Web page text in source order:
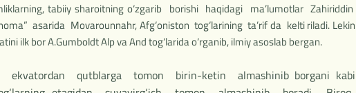
tabiiy sharoitning o‘zgarib borishi haqidagi ma’lumotlar Zahiriddin
asarida Movarounnahr, Afg‘oniston tog‘larining ta’rif da kelti riladi. Lekin
ilk bor A.Gumboldt Alp va And tog‘larida o‘rganib, ilmiy asoslab bergan.
ekvatordan qutblarga tomon birin-ketin almashinib borgani kabi